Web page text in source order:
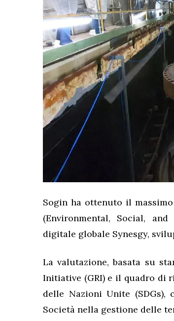
Sogin ha ottenuto il massimo
(Environmental, Social,
digitale globale Synesgy,
La valutazione, basata su
Initiative (GRI) e il quadro di
delle Nazioni Unite (SDGs),
Società nella gestione delle